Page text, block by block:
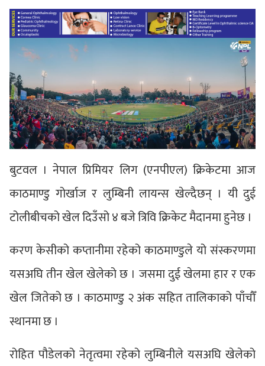
बुटवल । नेपाल प्रिमियर लिग (एनपीएल) क्रिकेटमा आज
काठमाण्डु गोर्खाज र लुम्बिनी लायन्स खेल्दैछन् । यी दुई
टोलीबीचको खेल दिउँसो ४ बजे त्रिवि क्रिकेट मैदानमा हुनेछ ।
करण केसीको कप्तानीमा रहेको काठमाण्डुले यो संस्करणमा
यसअघि तीन खेल खेलेको छ । जसमा दुई खेलमा हार र एक
खेल जितेको छ । काठमाण्डु २ अंक सहित तालिकाको पाँचौँ
स्थानमा छ ।
रोहित पौडेलको नेतृत्वमा रहेको लुम्बिनीले यसअघि खेलेको